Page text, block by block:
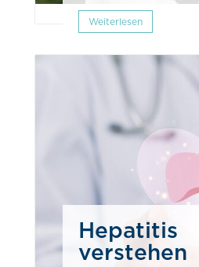
Weiterlesen
Hepatitis
verstehen